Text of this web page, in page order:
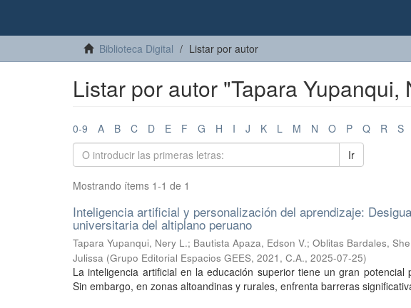
Biblioteca Digital Listar por autor
Listar por autor "Tapara Yupanqui,
0-9 A B C D E F G H I J K L M N O P Q R S
Ir
Mostrando ítems 1-1 de 1
Inteligencia artificial y personalización del aprendizaje:
universitaria del altiplano peruano
Tapara Yupanqui, Nery L.; Bautista Apaza, Edson V.; Oblitas Bardales,
Julissa (Grupo Editorial Espacios GEES, 2021, C.A., 2025-07-25)
La inteligencia artificial en la educación superior tiene un gran
Sin embargo, en zonas altoandinas y rurales, enfrenta barreras